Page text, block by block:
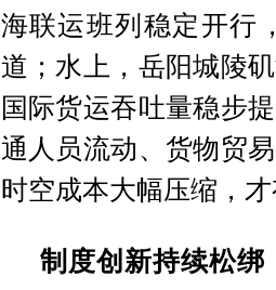
海联运班列稳定开行
道；水上，岳阳城陵
国际货运吞吐量稳步
通人员流动、货物贸
时空成本大幅压缩，
制度创新持续松绑